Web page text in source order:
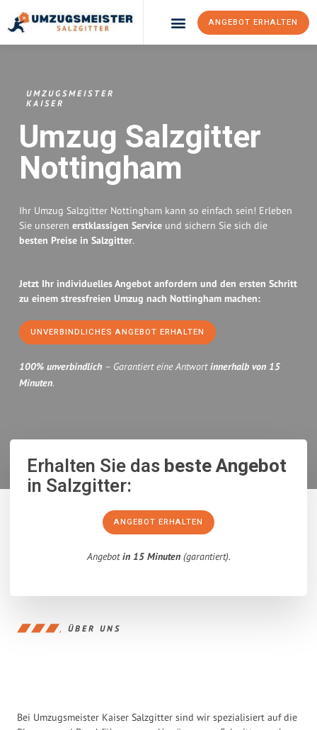
ANGEBOT ERHALTEN
UMZUGSMEISTER
KAISER
Umzug Salzgitter
Nottingham
Ihr Umzug Salzgitter Nottingham kann so einfach sein! Erleben
Sie unseren erstklassigen Service und sichern Sie sich die
besten Preise in Salzgitter.
Jetzt Ihr individuelles Angebot anfordern und den ersten Schritt
zu einem stressfreien Umzug nach Nottingham machen:
UNVERBINDLICHES ANGEBOT ERHALTEN
100% unverbindlich – Garantiert eine Antwortinnerhalb von 15
Minuten.
Erhalten Sie dasbeste Angebot
in Salzgitter:
ANGEBOT ERHALTEN
Angebotin 15 Minuten(garantiert).
ÜBER UNS
Bei Umzugsmeister Kaiser Salzgitter sind wir spezialisiert auf die